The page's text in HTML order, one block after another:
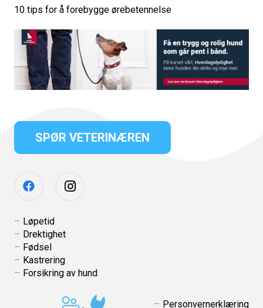
10 tips for å forebygge ørebetennelse
SPØR VETERINÆREN
Løpetid
Drektighet
Fødsel
Kastrering
Forsikring av hund
Personvernerklæring